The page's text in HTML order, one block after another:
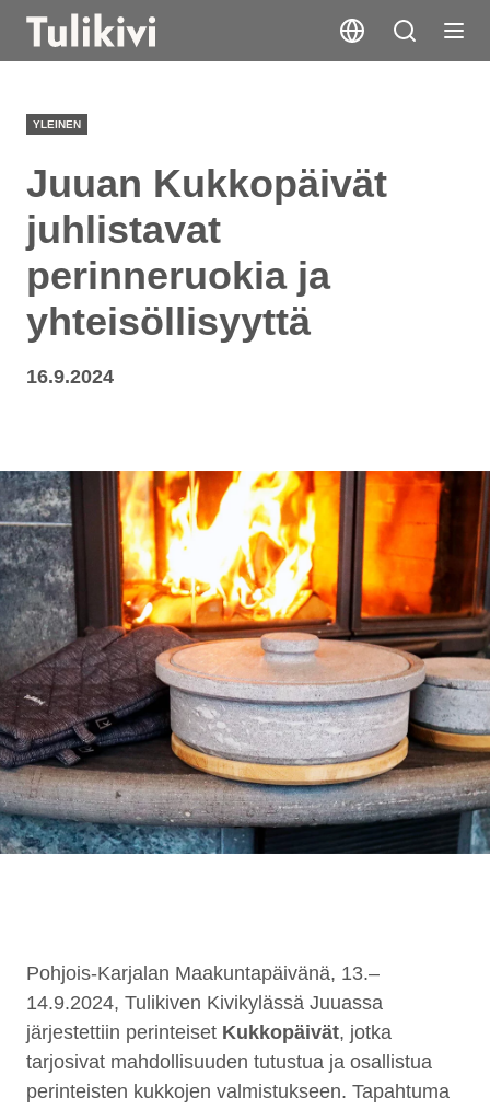
YLEINEN
Juuan Kukkopäivät
juhlistavat
perinneruokia ja
yhteisöllisyyttä
16.9.2024
Pohjois-Karjalan Maakuntapäivänä, 13.–
14.9.2024, Tulikiven Kivikylässä Juuassa
järjestettiin perinteiset Kukkopäivät, jotka
tarjosivat mahdollisuuden tutustua ja osallistua
perinteisten kukkojen valmistukseen. Tapahtuma